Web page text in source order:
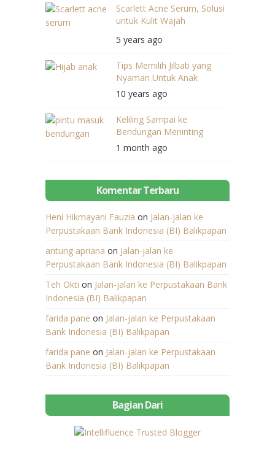
Scarlett Acne Serum, Solusi
untuk Kulit Wajah
5 years ago
Tips Memilih Jilbab yang
Nyaman Untuk Anak
10 years ago
Keliling Sampai ke
Bendungan Meninting
1 month ago
Komentar Terbaru
Heni Hikmayani Fauzia on Jalan-jalan ke
Perpustakaan Bank Indonesia (BI) Balikpapan
antung apriana on Jalan-jalan ke
Perpustakaan Bank Indonesia (BI) Balikpapan
Teh Okti on Jalan-jalan ke Perpustakaan Bank
Indonesia (BI) Balikpapan
farida pane on Jalan-jalan ke Perpustakaan
Bank Indonesia (BI) Balikpapan
farida pane on Jalan-jalan ke Perpustakaan
Bank Indonesia (BI) Balikpapan
Bagian Dari